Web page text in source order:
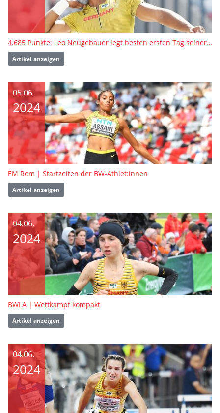
4.685 Punkte: Leo Neugebauer legt besten ersten Tag seiner Karriere hin
Artikel anzeigen
05.06.
2024
EM Rom | Startzeiten der BW-Athlet:innen
Artikel anzeigen
04.06.
2024
BWLA | Wettkampf kompakt
Artikel anzeigen
04.06.
2024